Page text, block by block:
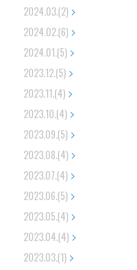
2024.03.(2)
2024.02.(6)
2024.01.(5)
2023.12.(5)
2023.11.(4)
2023.10.(4)
2023.09.(5)
2023.08.(4)
2023.07.(4)
2023.06.(5)
2023.05.(4)
2023.04.(4)
2023.03.(1)